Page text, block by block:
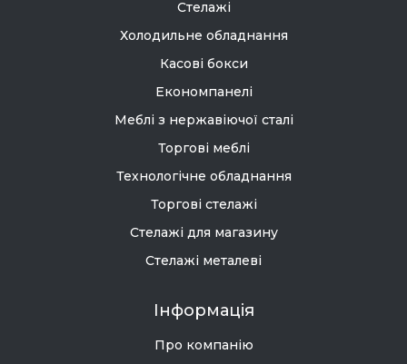
Стелажі
Холодильне обладнання
Касові бокси
Економпанелі
Меблі з нержавіючої сталі
Торгові меблі
Технологічне обладнання
Торгові стелажі
Стелажі для магазину
Стелажі металеві
Інформація
Про компанію